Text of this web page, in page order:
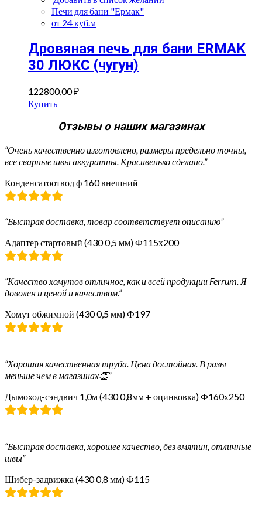
Печи для бани "Ермак"
от 24 куб.м
Дровяная печь для бани ERMAK
30 ЛЮКС (чугун)
122800,00₽
Купить
Отзывы о наших магазинах
“Очень качественно изготовлено, размеры предельно точны,
все сварные швы аккуратны. Красивенько сделано.”
Конденсатоотвод ф 160 внешний
“Быстрая доставка, товар соответствует описанию”
Адаптер стартовый (430 0,5 мм) Ф115х200
“Качество хомутов отличное, как и всей продукции Ferrum. Я
доволен и ценой и качеством.”
Хомут обжимной (430 0,5 мм) Ф197
“Хорошая качественная труба. Цена достойная. В разы
меньше чем в магазинах👏”
Дымоход-сэндвич 1,0м (430 0,8мм + оцинковка) Ф160х250
“Быстрая доставка, хорошее качество, без вмятин, отличные
швы”
Шибер-задвижка (430 0,8 мм) Ф115